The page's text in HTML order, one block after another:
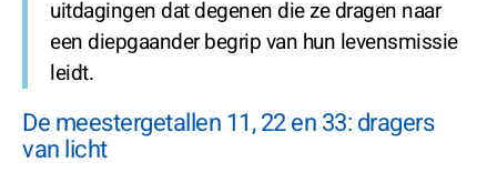
uitdagingen dat degenen die ze dragen naar
een diepgaander begrip van hun levensmissie
leidt.
De meestergetallen 11, 22 en 33: dragers
van licht